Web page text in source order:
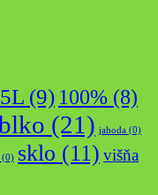
5L (9) 100% (8)
(21) jahoda (0)
(0) sklo (11) višňa